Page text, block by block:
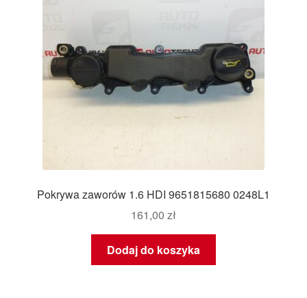
Pokrywa zaworów 1.6 HDI 9651815680 0248L1
161,00 zł
Dodaj do koszyka